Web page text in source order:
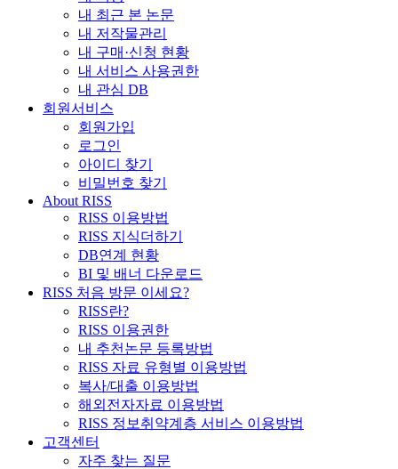
내 최근 본 논문
내 저작물관리
내 구매·신청 현황
내 서비스 사용권한
내 관심 DB
회원서비스
회원가입
로그인
아이디 찾기
비밀번호 찾기
About RISS
RISS 이용방법
RISS 지식더하기
DB연계 현황
BI 및 배너 다운로드
RISS 처음 방문 이세요?
RISS란?
RISS 이용권한
내 추천논문 등록방법
RISS 자료 유형별 이용방법
복사/대출 이용방법
해외전자자료 이용방법
RISS 정보취약계층 서비스 이용방법
고객센터
자주 찾는 질문